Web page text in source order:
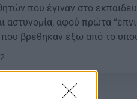
που έγιναν στο
αστυνομία, αφού πρώτα
βρέθηκαν έξω από το
χωρίς επιτυχία να
μαθητών στο